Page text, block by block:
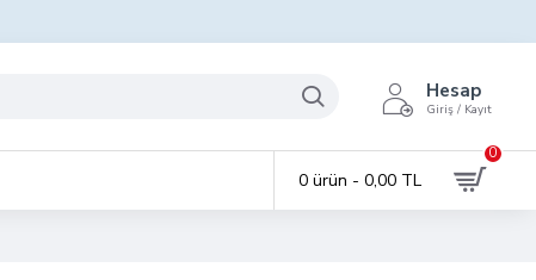
Hesap
Giriş / Kayıt
0 ürün - 0,00 TL
0